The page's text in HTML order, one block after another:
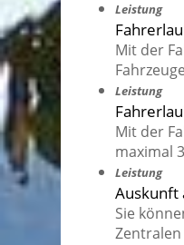
Leistung
Mit der
Leistung
Mit der
maximal
Leistung
Auskunft
Sie